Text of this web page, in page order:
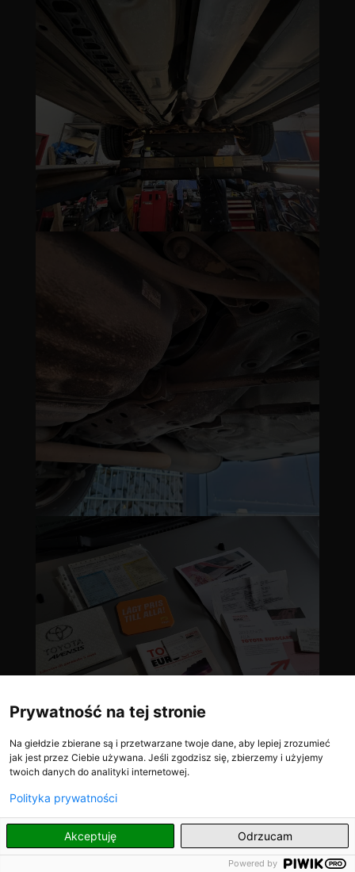
PL
Prywatność na tej stronie
Na giełdzie zbierane są i przetwarzane twoje dane, aby lepiej zrozumieć
jak jest przez Ciebie używana. Jeśli zgodzisz się, zbierzemy i użyjemy
twoich danych do analityki internetowej.
Polityka prywatności
Akceptuję Odrzucam
Powered by